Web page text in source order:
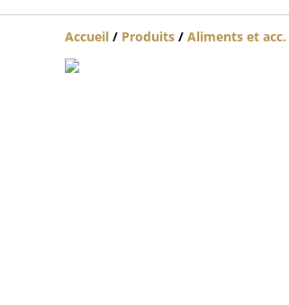
Accueil / Produits / Aliments et acc.